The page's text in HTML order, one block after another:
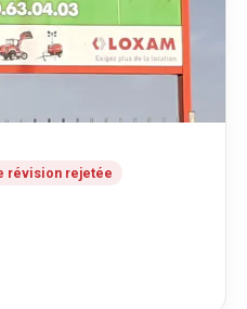
révision rejetée